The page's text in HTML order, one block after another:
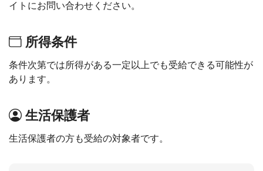
イトにお問い合わせください。
所得条件
条件次第では所得がある一定以上でも受給できる可能性が
あります。
生活保護者
生活保護者の方も受給の対象者です。